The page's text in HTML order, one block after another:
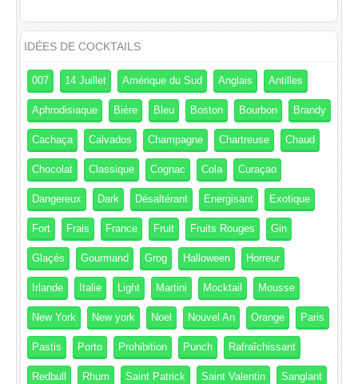
IDÉES DE COCKTAILS
007 14 Juillet Amérique du Sud Anglais Antilles
Aphrodisiaque Bière Bleu Boston Bourbon Brandy
Cachaça Calvados Champagne Chartreuse Chaud
Chocolat Classique Cognac Cola Curaçao
Dangereux Dark Désaltérant Energisant Exotique
Fort Frais France Fruit Fruits Rouges Gin
Glaçés Gourmand Grog Halloween Horreur
Irlande Italie Light Martini Mocktail Mousse
New York New york Noel Nouvel An Orange Paris
Pastis Porto Prohibition Punch Rafraîchissant
Redbull Rhum Saint Patrick Saint Valentin Sanglant